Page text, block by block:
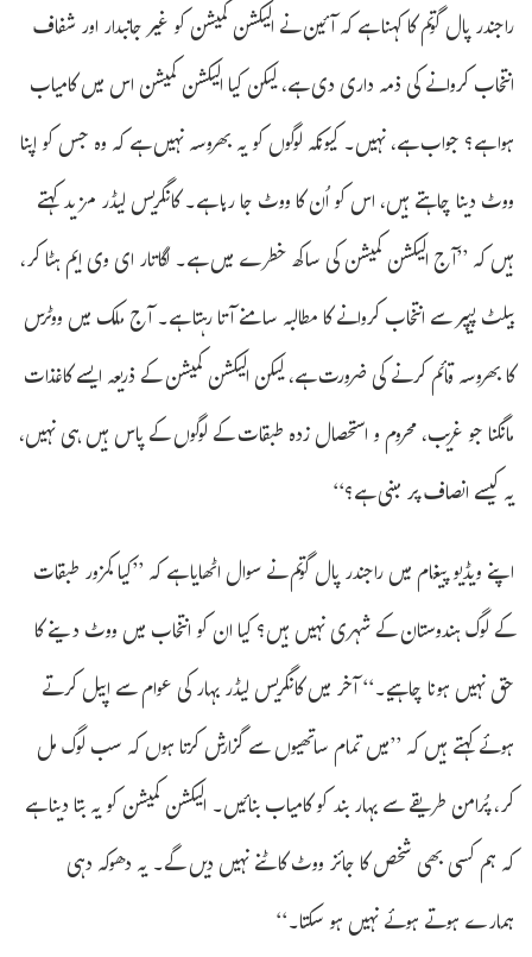
راجندر پال گوتم کا کہنا ہے کہ آئین نے الیکشن کمیشن کو غیر جانبدار اور شفاف
انتخاب کروانے کی ذمہ داری دی ہے، لیکن کیا الیکشن کمیشن اس میں کامیاب
ہوا ہے؟ جواب ہے، نہیں۔ کیونکہ لوگوں کو یہ بھروسہ نہیں ہے کہ وہ جس کو اپنا
ووٹ دینا چاہتے ہیں، اس کو اُن کا ووٹ جا رہا ہے۔ کانگریس لیڈر مزید کہتے
ہیں کہ ’’آج الیکشن کمیشن کی ساکھ خطرے میں ہے۔ لگاتار ای وی ایم ہٹا کر،
بیلٹ پیپر سے انتخاب کروانے کا مطالبہ سامنے آتا رہتا ہے۔ آج ملک میں ووٹرس
کا بھروسہ قائم کرنے کی ضرورت ہے، لیکن الیکشن کمیشن کے ذریعہ ایسے کاغذات
مانگنا جو غریب، محروم و استحصال زدہ طبقات کے لوگوں کے پاس ہیں ہی نہیں،
یہ کیسے انصاف پر مبنی ہے؟‘‘
اپنے ویڈیو پیغام میں راجندر پال گوتم نے سوال اٹھایا ہے کہ ’’کیا کمزور طبقات
کے لوگ ہندوستان کے شہری نہیں ہیں؟ کیا ان کو انتخاب میں ووٹ دینے کا
حق نہیں ہونا چاہیے۔‘‘ آخر میں کانگریس لیڈر بہار کی عوام سے اپیل کرتے
ہوئے کہتے ہیں کہ ’’میں تمام ساتھیوں سے گزارش کرتا ہوں کہ سب لوگ مل
کر، پُرامن طریقے سے بہار بند کو کامیاب بنائیں۔ الیکشن کمیشن کو یہ بتا دینا ہے
کہ ہم کسی بھی شخص کا جائز ووٹ کاٹنے نہیں دیں گے۔ یہ دھوکہ دہی
ہمارے ہوتے ہوئے نہیں ہو سکتا۔‘‘